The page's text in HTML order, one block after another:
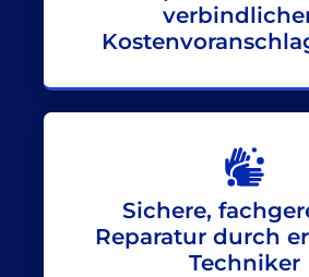
Sichere,
Reparatur durch
Techniker